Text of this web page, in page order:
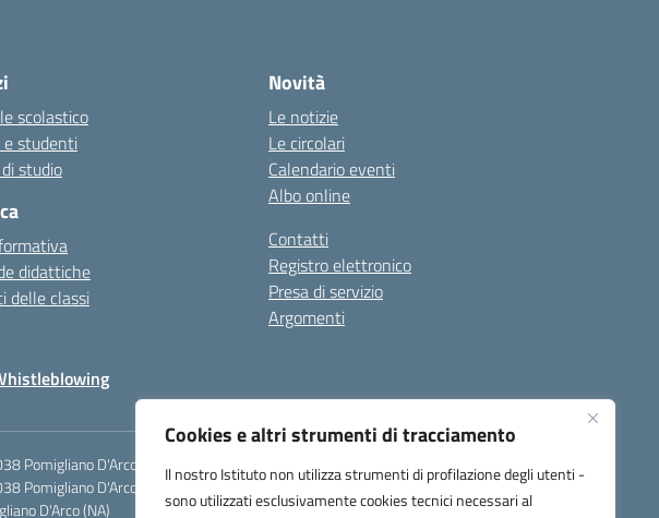
Cookies e altri strumenti di tracciamento
Il nostro Istituto non utilizza strumenti di profilazione degli utenti -
sono utilizzati esclusivamente cookies tecnici necessari al
scolastico
e studenti
studio
didattiche
delle classi
Novità
Le notizie
Le circolari
Calendario eventi
Albo online
Contatti
Registro elettronico
Presa di servizio
Argomenti
Pomigliano D'Arco (NA)
Pomigliano D'Arco (NA)
D'Arco (NA)